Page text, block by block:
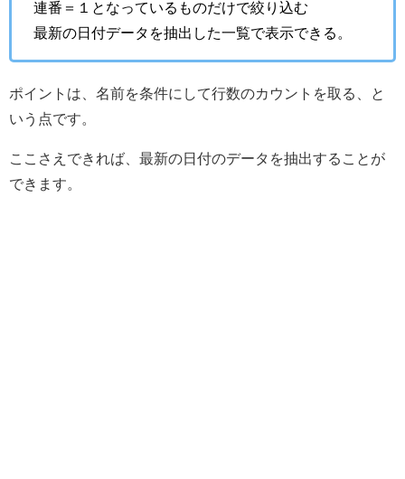
連番＝１となっているものだけで絞り込む
最新の日付データを抽出した一覧で表示できる。
ポイントは、名前を条件にして行数のカウントを取る、と
いう点です。
ここさえできれば、最新の日付のデータを抽出することが
できます。